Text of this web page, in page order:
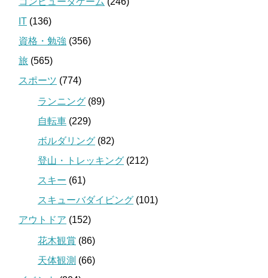
IT (136)
資格・勉強 (356)
旅 (565)
スポーツ (774)
ランニング (89)
自転車 (229)
ボルダリング (82)
登山・トレッキング (212)
スキー (61)
スキューバダイビング (101)
アウトドア (152)
花木観賞 (86)
天体観測 (66)